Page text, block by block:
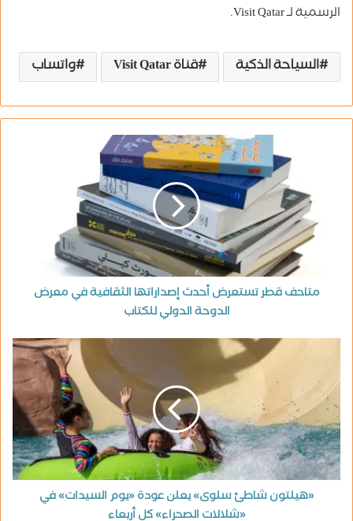
الرسمية لـ Visit Qatar.
السياحة الذكية قناة Visit Qatar واتساب
متاحف قطر تستعرض أحدث إصداراتها الثقافية في معرض
الدوحة الدولي للكتاب
«هيلتون شاطئ سلوى» يعلن عودة «يوم السيدات» في
«شلالات الصحراء» كل أربعاء